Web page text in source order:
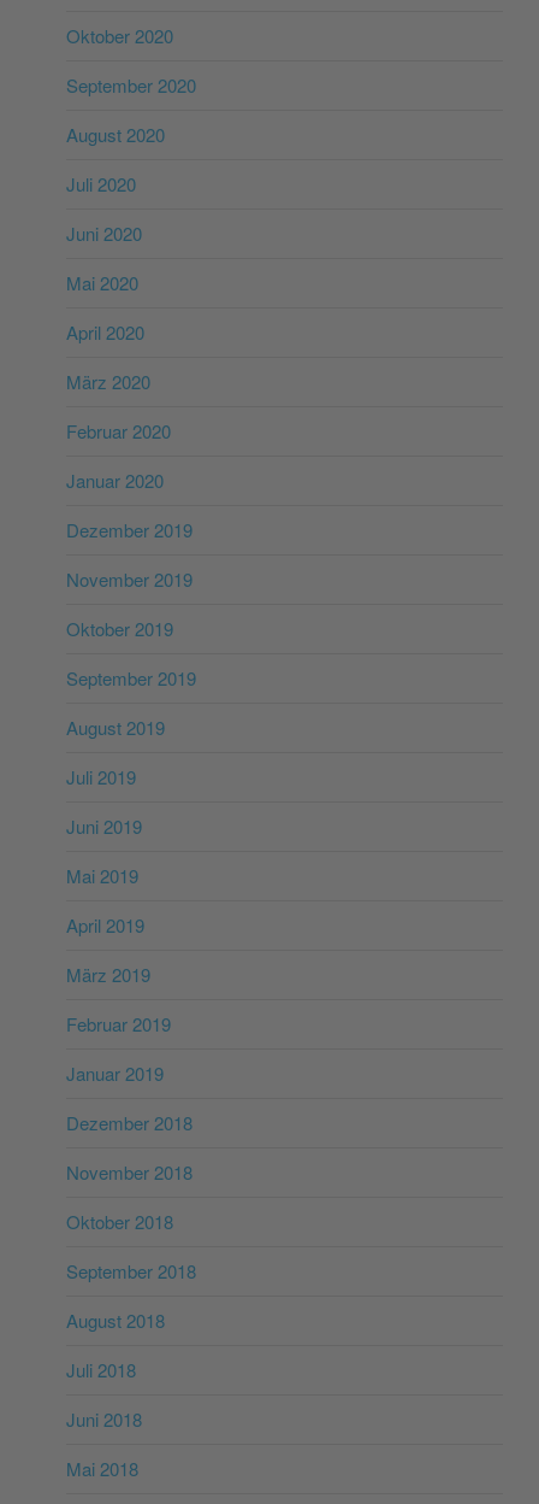
Oktober 2020
September 2020
August 2020
Juli 2020
Juni 2020
Mai 2020
April 2020
März 2020
Februar 2020
Januar 2020
Dezember 2019
November 2019
Oktober 2019
September 2019
August 2019
Juli 2019
Juni 2019
Mai 2019
April 2019
März 2019
Februar 2019
Januar 2019
Dezember 2018
November 2018
Oktober 2018
September 2018
August 2018
Juli 2018
Juni 2018
Mai 2018